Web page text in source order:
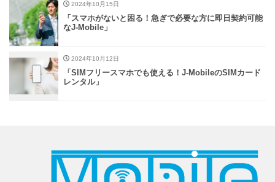
2024年10月15日
「スマホがないと困る！急ぎで必要な方に即日契約可能
なJ-Mobile」
2024年10月12日
「SIMフリースマホでも使える！J-MobileのSIMカード
レンタル」